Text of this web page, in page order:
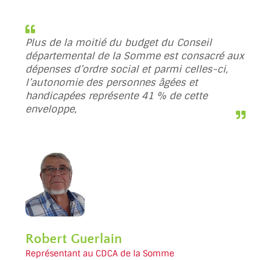
Plus de la moitié du budget du Conseil
départemental de la Somme est consacré aux
dépenses d’ordre social et parmi celles-ci,
l’autonomie des personnes âgées et
handicapées représente 41 % de cette
enveloppe,
Robert Guerlain
Représentant au CDCA de la Somme